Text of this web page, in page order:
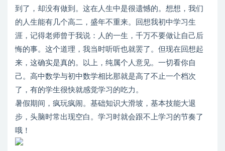
到了，却没有做到。这在人生中是很遗憾的。想想，我们
的人生能有几个高二，盛年不重来。回想我初中学习生
涯，记得老师曾于我说：人的一生，千万不要做让自己后
悔的事。这个道理，我当时听听也就罢了。但现在回想起
来，这确实是真的。以上，纯属个人意见。一切看你自
己。高中数学与初中数学相比那就是高了不止一个档次
了，有的学生很快就感觉学习的吃力。
暑假期间，疯玩疯闹。基础知识大滑坡，基本技能大退
步，头脑时常出现空白。学习时就会跟不上学习的节奏了
哦！